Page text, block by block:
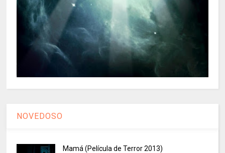
NOVEDOSO
Mamá (Película de Terror 2013)